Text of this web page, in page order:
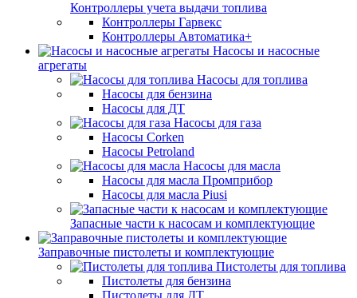
Контроллеры учета выдачи топлива
Контроллеры Гарвекс
Контроллеры Автоматика+
Насосы и насосные
агрегаты
Насосы для топлива
Насосы для бензина
Насосы для ДТ
Насосы для газа
Насосы Corken
Насосы Petroland
Насосы для масла
Насосы для масла Промприбор
Насосы для масла Piusi
Запасные части к насосам и комплектующие
Заправочные пистолеты и комплектующие
Пистолеты для топлива
Пистолеты для бензина
Пистолеты для ДТ